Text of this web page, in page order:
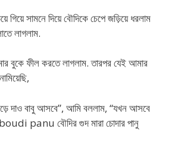
গিয়ে সামনে দিয়ে বৌদিকে চেপে জড়িয়ে ধরলাম
লাগলাম.
বুকে ফীল করতে লাগলাম. তারপর যেই আমার
দাও বাবু আসবে”, আমি বললাম, “যখন আসবে
panu বৌদির গুদ মারা চোদার পানু